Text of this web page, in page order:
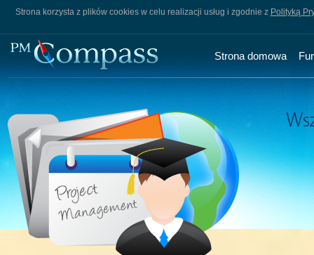
Strona korzysta z plików cookies w celu realizacji usług i zgodnie z Polityką
Strona domowa